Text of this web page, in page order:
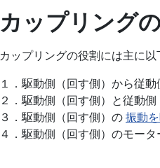
カップリング
カップリングの役割には主に以
１．駆動側（回す側）から従
２．駆動側（回す側）と従動
３．駆動側（回す側）の 振動
４．駆動側（回す側）のモータ